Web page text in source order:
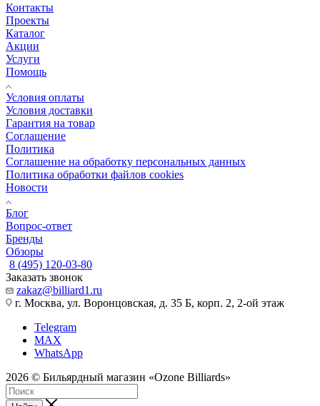
Контакты
Проекты
Каталог
Акции
Услуги
Помощь
Условия оплаты
Условия доставки
Гарантия на товар
Соглашение
Политика
Соглашение на обработку персональных данных
Политика обработки файлов cookies
Новости
Блог
Вопрос-ответ
Бренды
Обзоры
8 (495) 120-03-80
Заказать звонок
zakaz@billiard1.ru
г. Москва, ул. Воронцовская, д. 35 Б, корп. 2, 2-ой этаж
Telegram
MAX
WhatsApp
2026 © Бильярдный магазин «Ozone Billiards»